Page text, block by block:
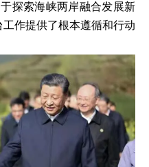
探索海峡两岸融合发展新
作提供了根本遵循和行动